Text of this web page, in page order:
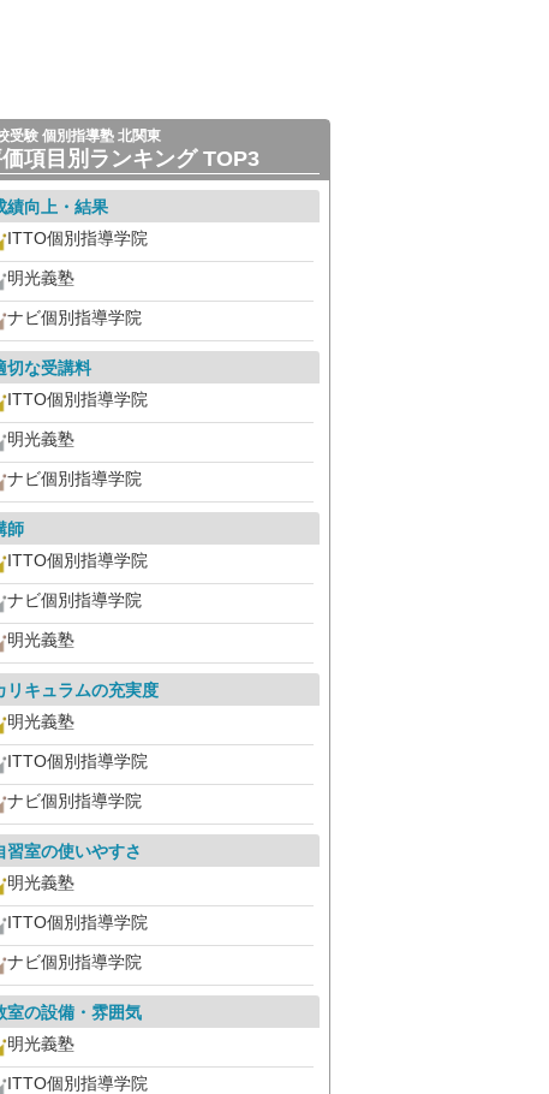
受験 個別指導塾 北関東
項目別ランキング TOP3
績向上・結果
ITTO個別指導学院
明光義塾
ナビ個別指導学院
切な受講料
ITTO個別指導学院
明光義塾
ナビ個別指導学院
師
ITTO個別指導学院
ナビ個別指導学院
明光義塾
リキュラムの充実度
明光義塾
ITTO個別指導学院
ナビ個別指導学院
習室の使いやすさ
明光義塾
ITTO個別指導学院
ナビ個別指導学院
室の設備・雰囲気
明光義塾
ITTO個別指導学院